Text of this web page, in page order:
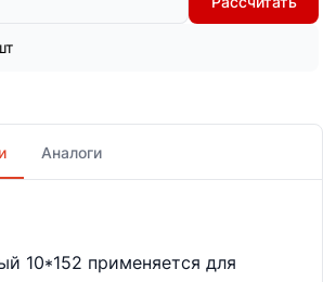
Аналоги
10*152 применяется для